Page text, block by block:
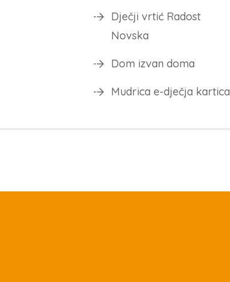
Dječji vrtić Radost
Novska
Dom izvan doma
Mudrica e-dječja kartica